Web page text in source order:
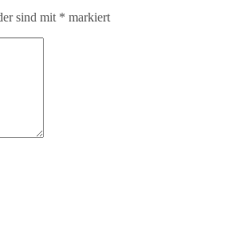
sind mit * markiert